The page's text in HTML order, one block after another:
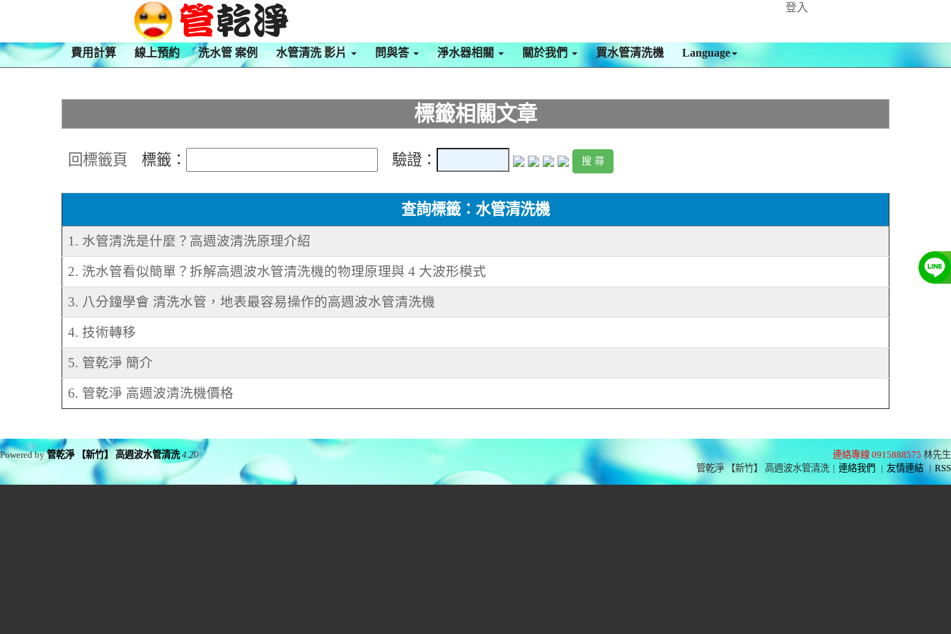
登入
費用計算 線上預約 洗水管 案例 水管清洗 影片 問與答 淨水器相關 關於我們 買水管清洗機 Language
標籤相關文章
回標籤頁 標籤： 驗證：
查詢標籤：水管清洗機
1. 水管清洗是什麼？高週波清洗原理介紹
2. 洗水管看似簡單？拆解高週波水管清洗機的物理原理與 4 大波形模式
3. 八分鐘學會 清洗水管，地表最容易操作的高週波水管清洗機
4. 技術轉移
5. 管乾淨 簡介
6. 管乾淨 高週波清洗機價格
連絡專線 0915888575 林先生
管乾淨 【新竹】 高週波水管清洗 | 連絡我們 | 友情連結 | RSS
Powered by管乾淨 【新竹】 高週波水管清洗 4.20